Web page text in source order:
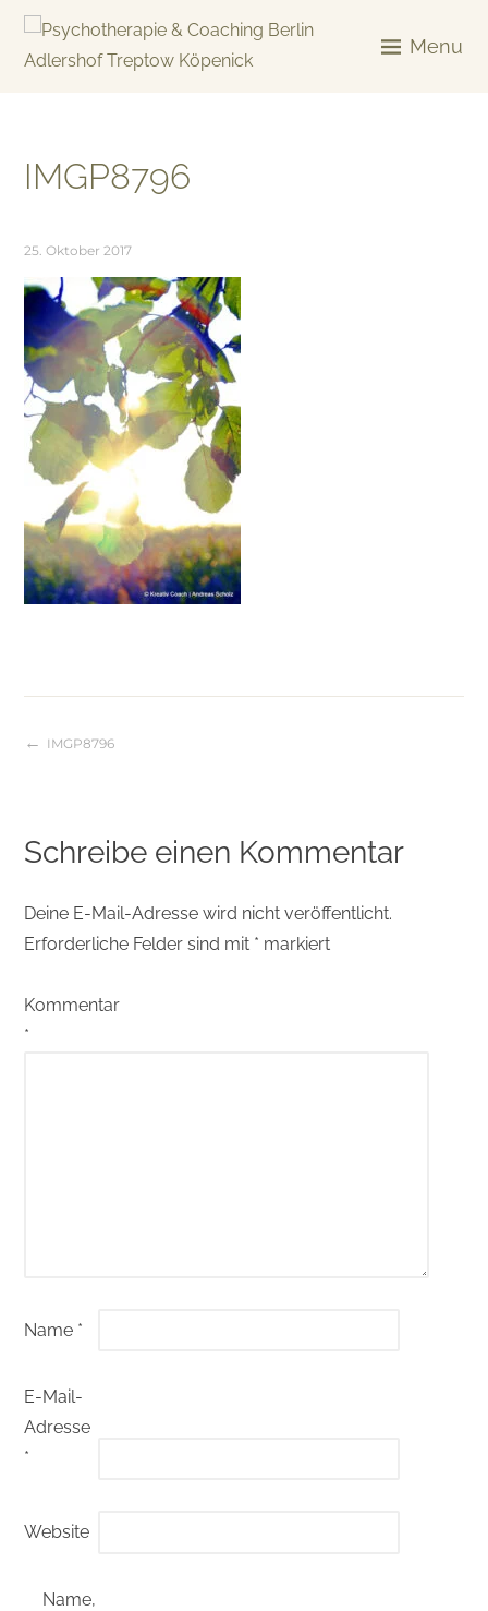
Skip
Menu
IMGP8796
25. Oktober 2017
Beitragsnavigation
IMGP8796
Schreibe einen Kommentar
Deine E-Mail-Adresse wird nicht veröffentlicht.
Erforderliche Felder sind mit * markiert
Kommentar
*
Name *
E-Mail-
Adresse
*
Website
Name,